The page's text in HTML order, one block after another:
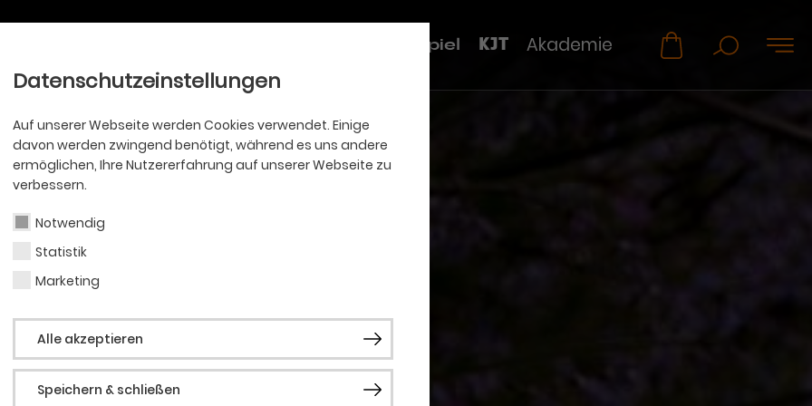
Datenschutzeinstellungen
Auf unserer Webseite werden Cookies verwendet. Einige
davon werden zwingend benötigt, während es uns andere
ermöglichen, Ihre Nutzererfahrung auf unserer Webseite zu
verbessern.
Notwendig
Statistik
Marketing
Alle akzeptieren
Speichern & schließen
Schauspiel KJT Akademie